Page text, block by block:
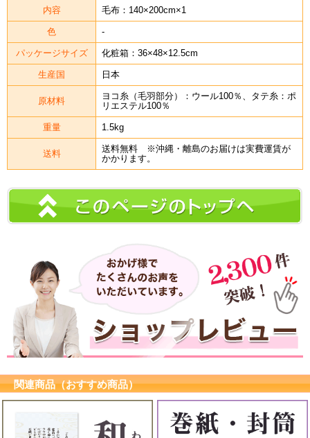
内容 毛布：140×200cm×1
色 -
パッケージサイズ 化粧箱：36×48×12.5cm
生産国 日本
原材料
ヨコ糸（毛羽部分）：ウール100％、タテ糸：ポ
リエステル100％
重量 1.5kg
送料
送料無料 ※沖縄・離島のお届けは実費運賃が
かかります。
関連商品（おすすめ商品）